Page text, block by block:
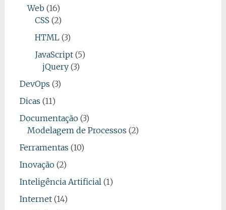
Web (16)
CSS (2)
HTML(3)
JavaScript(5)
jQuery(3)
DevOps (3)
Dicas (11)
Documentação(3)
Modelagem de Processos (2)
Ferramentas (10)
Inovação(2)
Inteligência Artificial(1)
Internet(14)